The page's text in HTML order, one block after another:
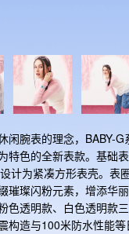
闲腕表的理念，BABY-G
特色的全新表款。基础
计为紧凑方形表壳。表
璀璨闪粉元素，增添华
色透明款、白色透明款
构造与100米防水性能等